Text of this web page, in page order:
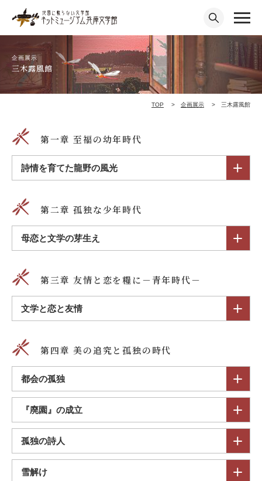
企画展示
三木露風館
TOP 企画展示 三木露風館
第一章 至福の幼年時代
詩情を育てた龍野の風光
第二章 孤独な少年時代
母恋と文学の芽生え
第三章 友情と恋を糧に－青年時代－
文学と恋と友情
第四章 美の追究と孤独の時代
都会の孤独
『廃園』の成立
孤独の詩人
雪解け